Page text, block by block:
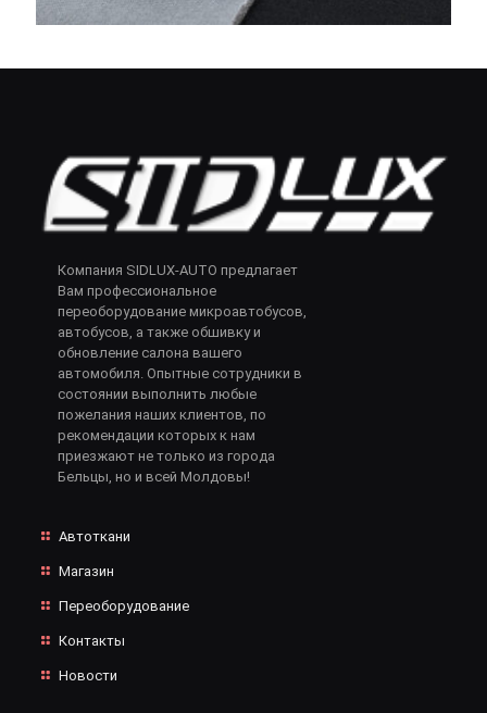
Компания SIDLUX-AUTO предлагает
Вам профессиональное
переоборудование микроавтобусов,
автобусов, а также обшивку и
обновление салона вашего
автомобиля. Опытные сотрудники в
состоянии выполнить любые
пожелания наших клиентов, по
рекомендации которых к нам
приезжают не только из города
Бельцы, но и всей Молдовы!
Автоткани
Магазин
Переоборудование
Контакты
Новости